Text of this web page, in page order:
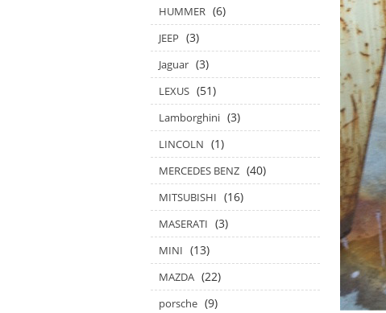
HUMMER (6)
JEEP (3)
Jaguar (3)
LEXUS (51)
Lamborghini (3)
LINCOLN (1)
MERCEDES BENZ (40)
MITSUBISHI (16)
MASERATI (3)
MINI (13)
MAZDA (22)
porsche (9)